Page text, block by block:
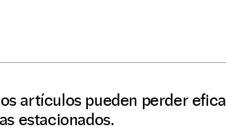
artículos pueden perder
estacionados.